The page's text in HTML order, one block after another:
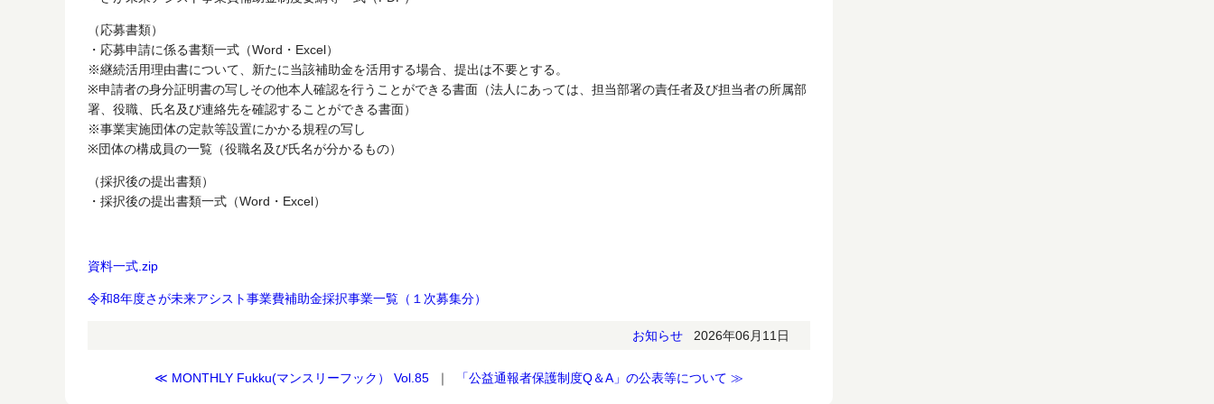
（応募書類）
・応募申請に係る書類一式（Word・Excel）
※継続活用理由書について、新たに当該補助金を活用する場合、提出は不要とする。
※申請者の身分証明書の写しその他本人確認を行うことができる書面（法人にあっては、担当部署の責任者及び担当者の所属部
署、役職、氏名及び連絡先を確認することができる書面）
※事業実施団体の定款等設置にかかる規程の写し
※団体の構成員の一覧（役職名及び氏名が分かるもの）
（採択後の提出書類）
・採択後の提出書類一式（Word・Excel）
資料一式.zip
令和8年度さが未来アシスト事業費補助金採択事業一覧（１次募集分）
お知らせ 2026年06月11日
≪ MONTHLY Fukku(マンスリーフック） Vol.85 ｜ 「公益通報者保護制度Q＆A」の公表等について ≫